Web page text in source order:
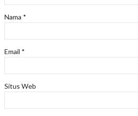
Nama *
Email *
Situs Web